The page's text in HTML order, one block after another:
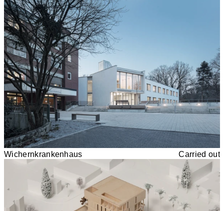
Wichernkrankenhaus Carried out